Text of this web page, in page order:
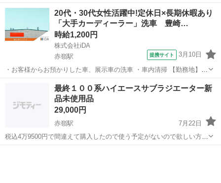
す。 使用して2週間程度しか経ってないので状態も良いと思います。
糸くずほつれなし。
沖縄 糸満市 赤嶺駅 内装、インテリア
20代・30代女性活躍中!定休日×長期休暇あり
「大手カーディーラー」洗車 豊崎…
時給1,200円
株式会社iDA
赤嶺駅
提携サイト 3月10日
・お客様からお預かりした車、展示車の洗車 ・車内清掃 【勤務地】
豊見城市豊崎内カーディーラー 【制服】 作業着(つなぎ)の貸与あり ※
水を使用する業務があるため、長靴や着替えが必要な場合はご持参く
ださい ポイント ・...
那覇市 赤嶺駅 倉庫
最終１００系ハイエースサブラジエーター新
品未使用品
29,000円
赤嶺駅
7月22日
税込4万9500円で間違えて購入したので使う予定がないので欲しい方に
安く売ります。 即決の方優先で対応します！